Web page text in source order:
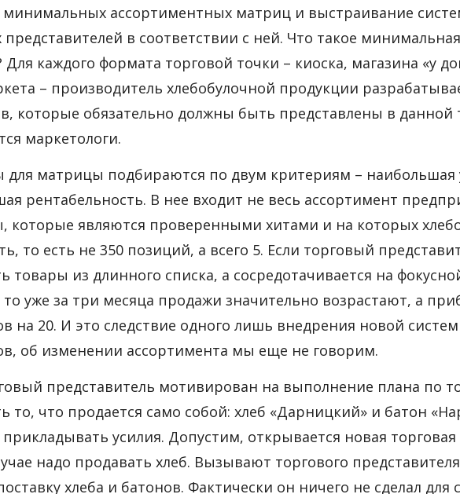
минимальных ассортиментных матриц и выстраивание
представителей в соответствии с ней. Что такое
Для каждого формата торговой точки – киоска, магазина «у
– производитель хлебобулочной продукции
которые обязательно должны быть представлены в данной
маркетологи.
для матрицы подбираются по двум критериям – наибольшая
рентабельность. В нее входит не весь ассортимент
которые являются проверенными хитами и на которых
то есть не 350 позиций, а всего 5. Если торговый
товары из длинного списка, а сосредотачивается на
уже за три месяца продажи значительно возрастают, а
на 20. И это следствие одного лишь внедрения новой
об изменении ассортимента мы еще не говорим.
представитель мотивирован на выполнение плана по
то, что продается само собой: хлеб «Дарницкий» и батон
усилия. Допустим, открывается новая
надо продавать хлеб. Вызывают торгового
хлеба и батонов. Фактически он ничего не сделал для